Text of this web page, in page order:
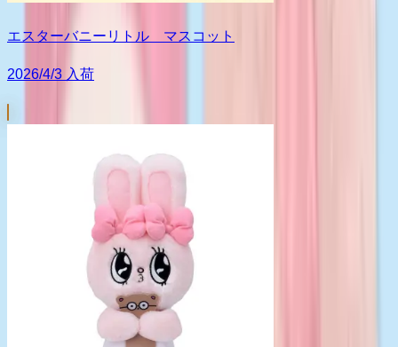
エスターバニーリトル マスコット
2026/4/3 入荷